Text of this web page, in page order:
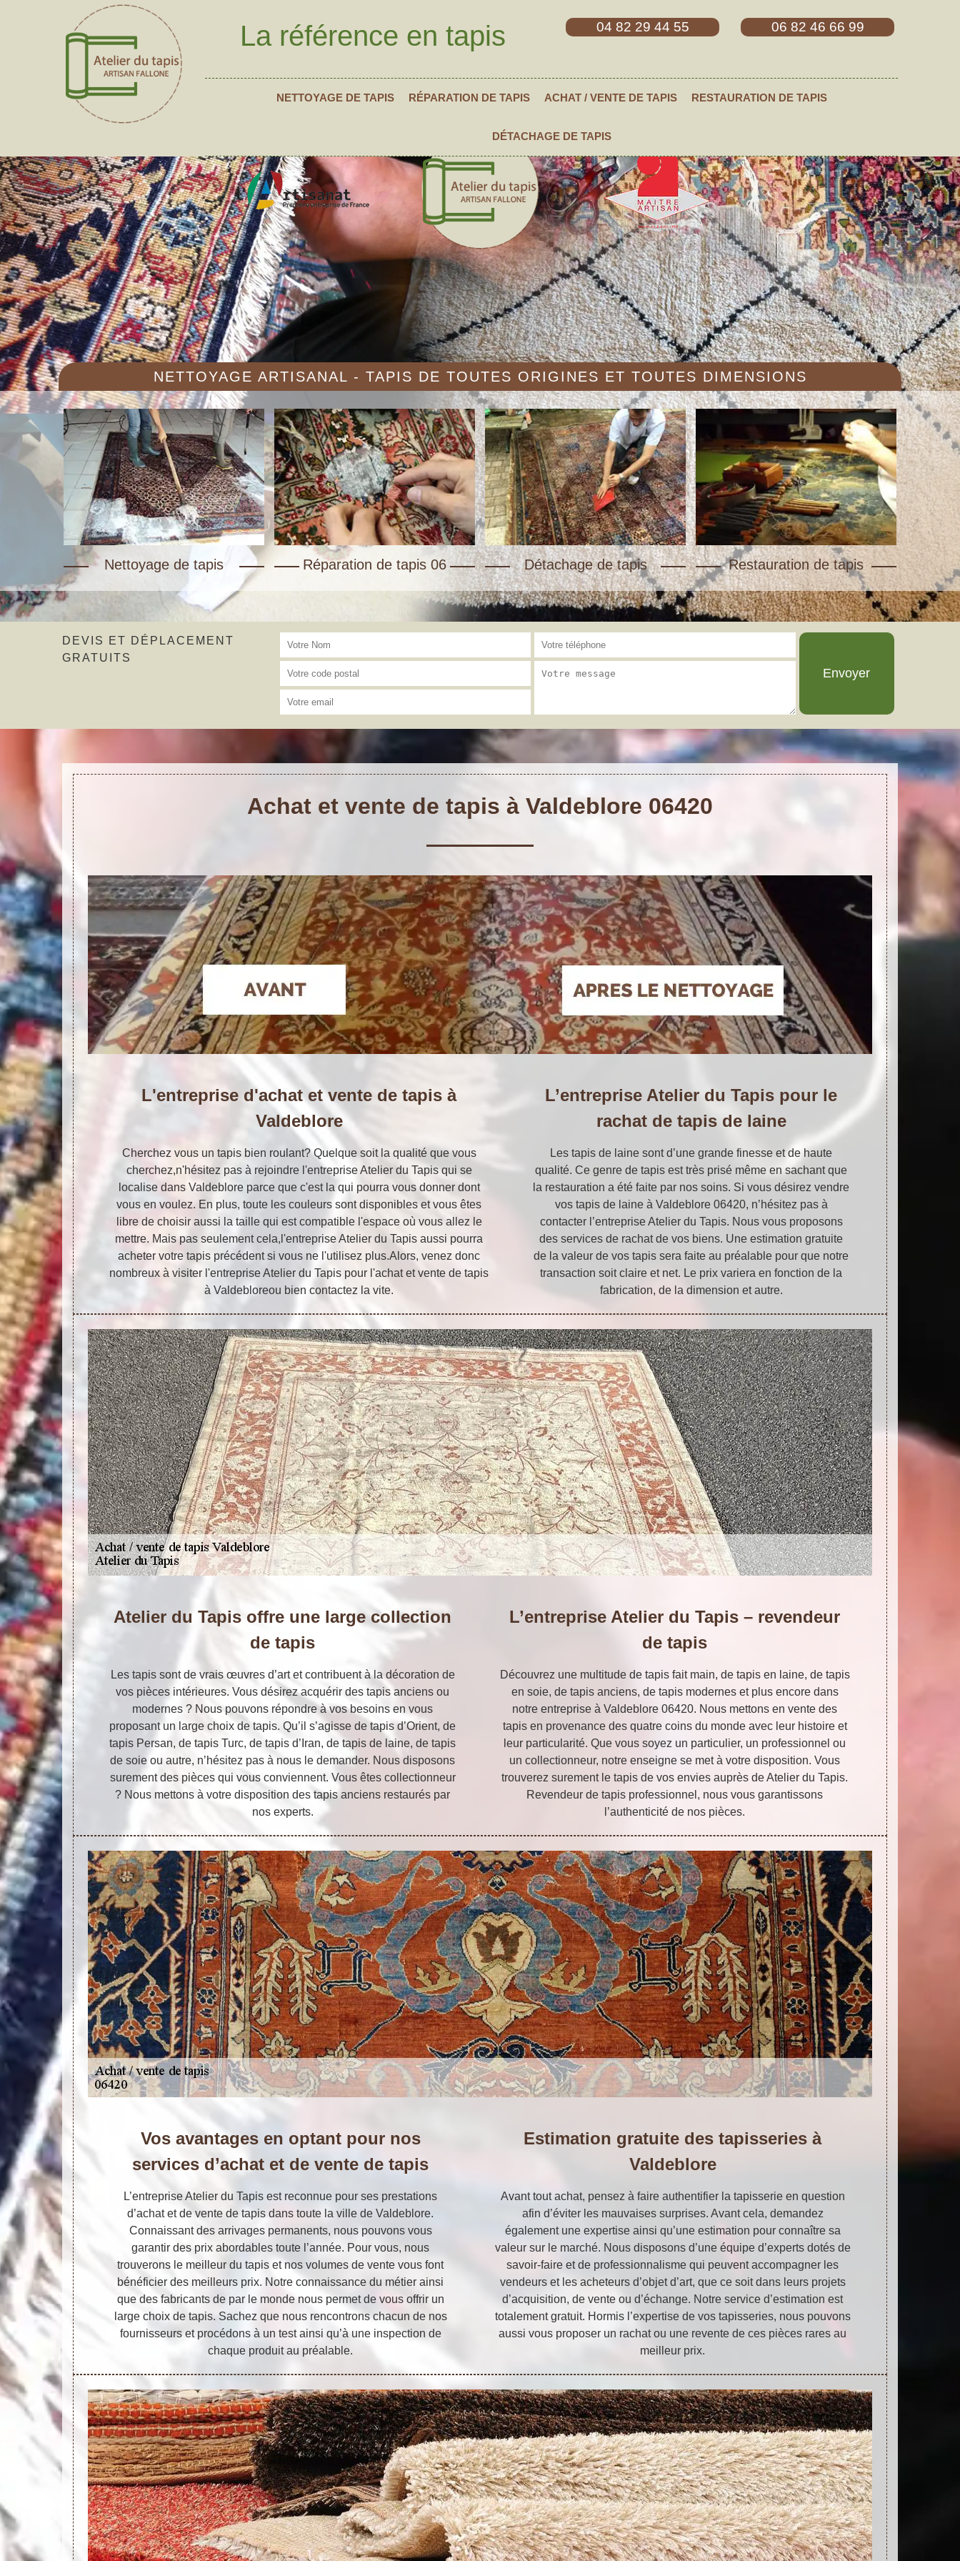
La référence en tapis 04 82 29 44 55 06 82 46 66 99
NETTOYAGE DE TAPIS RÉPARATION DE TAPIS ACHAT / VENTE DE TAPIS RESTAURATION DE TAPIS
DÉTACHAGE DE TAPIS
NETTOYAGE ARTISANAL - TAPIS DE TOUTES ORIGINES ET TOUTES DIMENSIONS
Nettoyage de tapis Réparation de tapis 06 Détachage de tapis Restauration de tapis
DEVIS ET DÉPLACEMENT
GRATUITS
Achat et vente de tapis à Valdeblore 06420
L'entreprise d'achat et vente de tapis à
Valdeblore
Cherchez vous un tapis bien roulant? Quelque soit la qualité que vous
cherchez,n'hésitez pas à rejoindre l'entreprise Atelier du Tapis qui se
localise dans Valdeblore parce que c'est la qui pourra vous donner dont
vous en voulez. En plus, toute les couleurs sont disponibles et vous êtes
libre de choisir aussi la taille qui est compatible l'espace où vous allez le
mettre. Mais pas seulement cela,l'entreprise Atelier du Tapis aussi pourra
acheter votre tapis précédent si vous ne l'utilisez plus.Alors, venez donc
nombreux à visiter l'entreprise Atelier du Tapis pour l'achat et vente de tapis
à Valdebloreou bien contactez la vite.
L’entreprise Atelier du Tapis pour le
rachat de tapis de laine
Les tapis de laine sont d’une grande finesse et de haute
qualité. Ce genre de tapis est très prisé même en sachant que
la restauration a été faite par nos soins. Si vous désirez vendre
vos tapis de laine à Valdeblore 06420, n’hésitez pas à
contacter l’entreprise Atelier du Tapis. Nous vous proposons
des services de rachat de vos biens. Une estimation gratuite
de la valeur de vos tapis sera faite au préalable pour que notre
transaction soit claire et net. Le prix variera en fonction de la
fabrication, de la dimension et autre.
Atelier du Tapis offre une large collection
de tapis
Les tapis sont de vrais œuvres d’art et contribuent à la décoration de
vos pièces intérieures. Vous désirez acquérir des tapis anciens ou
modernes ? Nous pouvons répondre à vos besoins en vous
proposant un large choix de tapis. Qu’il s’agisse de tapis d’Orient, de
tapis Persan, de tapis Turc, de tapis d’Iran, de tapis de laine, de tapis
de soie ou autre, n’hésitez pas à nous le demander. Nous disposons
surement des pièces qui vous conviennent. Vous êtes collectionneur
? Nous mettons à votre disposition des tapis anciens restaurés par
nos experts.
L’entreprise Atelier du Tapis – revendeur
de tapis
Découvrez une multitude de tapis fait main, de tapis en laine, de tapis
en soie, de tapis anciens, de tapis modernes et plus encore dans
notre entreprise à Valdeblore 06420. Nous mettons en vente des
tapis en provenance des quatre coins du monde avec leur histoire et
leur particularité. Que vous soyez un particulier, un professionnel ou
un collectionneur, notre enseigne se met à votre disposition. Vous
trouverez surement le tapis de vos envies auprès de Atelier du Tapis.
Revendeur de tapis professionnel, nous vous garantissons
l’authenticité de nos pièces.
Vos avantages en optant pour nos
services d’achat et de vente de tapis
L’entreprise Atelier du Tapis est reconnue pour ses prestations
d’achat et de vente de tapis dans toute la ville de Valdeblore.
Connaissant des arrivages permanents, nous pouvons vous
garantir des prix abordables toute l’année. Pour vous, nous
trouverons le meilleur du tapis et nos volumes de vente vous font
bénéficier des meilleurs prix. Notre connaissance du métier ainsi
que des fabricants de par le monde nous permet de vous offrir un
large choix de tapis. Sachez que nous rencontrons chacun de nos
fournisseurs et procédons à un test ainsi qu’à une inspection de
chaque produit au préalable.
Estimation gratuite des tapisseries à
Valdeblore
Avant tout achat, pensez à faire authentifier la tapisserie en question
afin d’éviter les mauvaises surprises. Avant cela, demandez
également une expertise ainsi qu’une estimation pour connaître sa
valeur sur le marché. Nous disposons d’une équipe d’experts dotés de
savoir-faire et de professionnalisme qui peuvent accompagner les
vendeurs et les acheteurs d’objet d’art, que ce soit dans leurs projets
d’acquisition, de vente ou d’échange. Notre service d’estimation est
totalement gratuit. Hormis l’expertise de vos tapisseries, nous pouvons
aussi vous proposer un rachat ou une revente de ces pièces rares au
meilleur prix.